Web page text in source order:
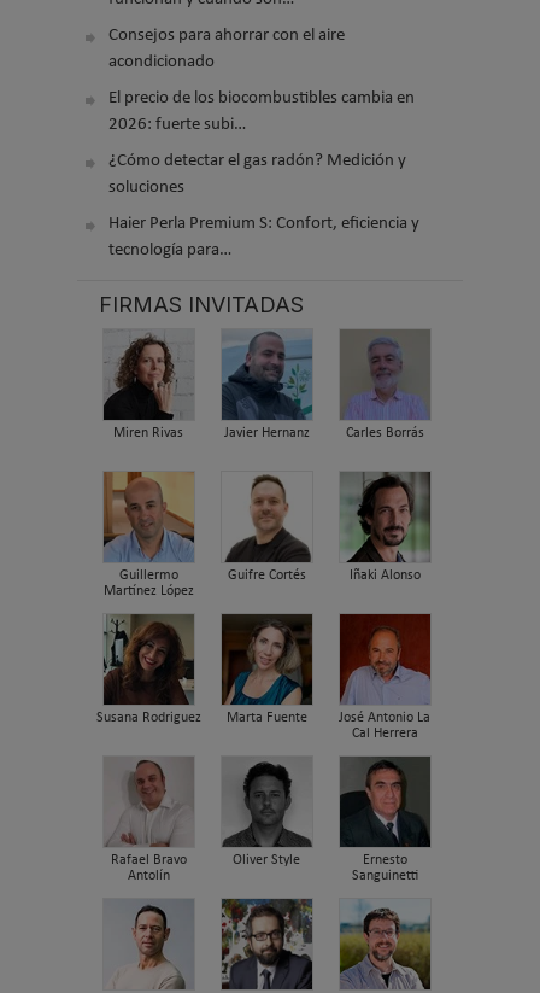
Consejos para ahorrar con el aire
acondicionado
El precio de los biocombustibles cambia en
2026: fuerte subi…
¿Cómo detectar el gas radón? Medición y
soluciones
Haier Perla Premium S: Confort, eficiencia y
tecnología para…
FIRMAS INVITADAS
Miren Rivas Javier Hernanz Carles Borrás
Guillermo
Martínez López
Guifre Cortés Iñaki Alonso
Susana Rodriguez Marta Fuente
José Antonio La
Cal Herrera
Rafael Bravo
Antolín
Oliver Style
Ernesto
Sanguinetti